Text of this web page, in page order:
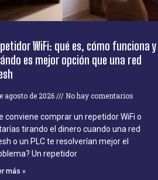
WiFi: qué es, cómo funciona y
es mejor opción que una red
agosto de 2026 No hay comentarios
conviene comprar un repetidor WiFi o
tirando el dinero cuando una red
o un PLC te resolverían mejor el
Un repetidor
más »